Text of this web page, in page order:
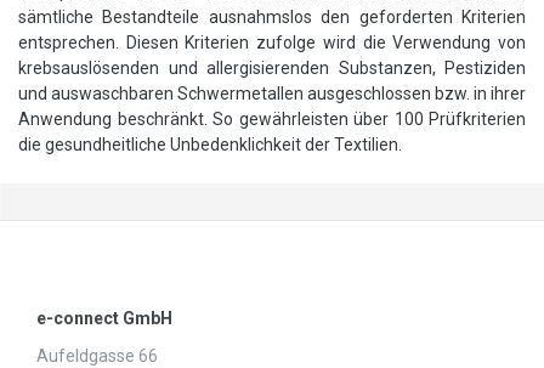
sämtliche Bestandteile ausnahmslos den geforderten Kriterien
entsprechen. Diesen Kriterien zufolge wird die Verwendung von
krebsauslösenden und allergisierenden Substanzen, Pestiziden
und auswaschbaren Schwermetallen ausgeschlossen bzw. in ihrer
Anwendung beschränkt. So gewährleisten über 100 Prüfkriterien
die gesundheitliche Unbedenklichkeit der Textilien.
e-connect GmbH
Aufeldgasse 66